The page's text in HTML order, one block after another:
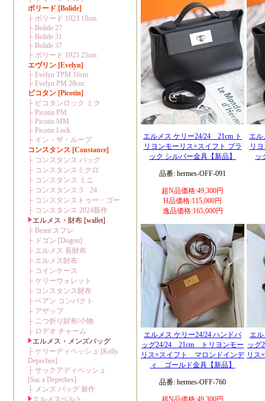
エルメス ケリー24/24 21cm ト
リヨンモーリス×スイフト ブラ
ック シルバー金具【新品】
品番: hermes-OFF-091
超N品価格:49,300円
H品価格:115,000円
逸品価格:165,000円
エル
リ
ッ
エルメス ケリー24/24 ハンドバ
ッグ24/24 21cm トリヨンモー
リス×スイフト マロンドインデ
ィ ゴールド金具【新品】
品番: hermes-OFF-760
超N品価格:49,300円
エル
ッグ
リス